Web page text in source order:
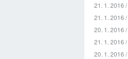
21. 1. 2016 /
21. 1. 2016 /
20. 1. 2016 /
21. 1. 2016 /
20. 1. 2016 /